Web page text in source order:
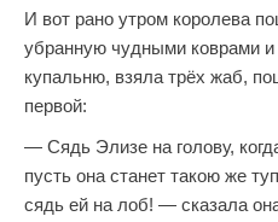
И вот рано утром королева
убранную чудными коврами
купальню, взяла трёх жаб,
первой:
— Сядь Элизе на голову,
пусть она станет такою же
сядь ей на лоб! — сказала